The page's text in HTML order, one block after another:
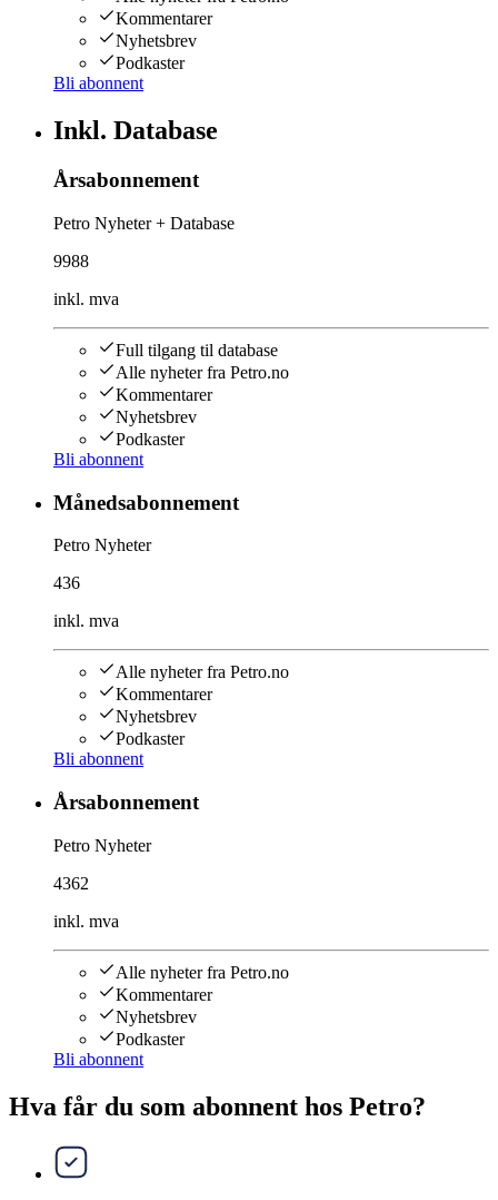
Kommentarer
Nyhetsbrev
Podkaster
Bli abonnent
Inkl. Database
Årsabonnement
Petro Nyheter + Database
9988
inkl. mva
Full tilgang til database
Alle nyheter fra Petro.no
Kommentarer
Nyhetsbrev
Podkaster
Bli abonnent
Månedsabonnement
Petro Nyheter
436
inkl. mva
Alle nyheter fra Petro.no
Kommentarer
Nyhetsbrev
Podkaster
Bli abonnent
Årsabonnement
Petro Nyheter
4362
inkl. mva
Alle nyheter fra Petro.no
Kommentarer
Nyhetsbrev
Podkaster
Bli abonnent
Hva får du som abonnent hos Petro?